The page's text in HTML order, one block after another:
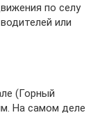
по селу
или
(Горный
На самом деле